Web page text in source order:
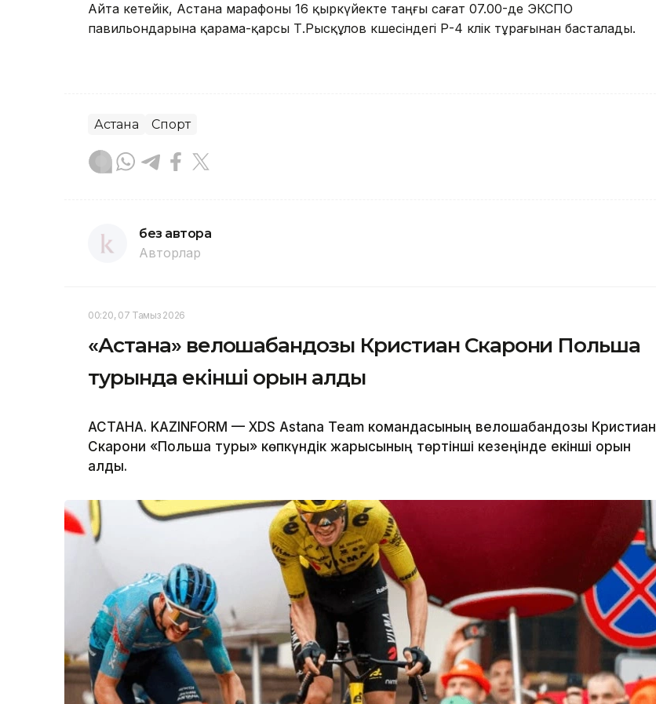
Айта кетейік, Астана марафоны 16 қыркүйекте таңғы сағат 07.00-де ЭКСПО
павильондарына қарама-қарсы Т.Рысқұлов көшесіндегі Р-4 көлік тұрағынан басталады.
Астана Спорт
без автора
Авторлар
00:20, 07 Тамыз 2026
«Астана» велошабандозы Кристиан Скарони Польша
турында екінші орын алды
АСТАНА. KAZINFORM — XDS Astana Team командасының велошабандозы Кристиан
Скарони «Польша туры» көпкүндік жарысының төртінші кезеңінде екінші орын
алды.